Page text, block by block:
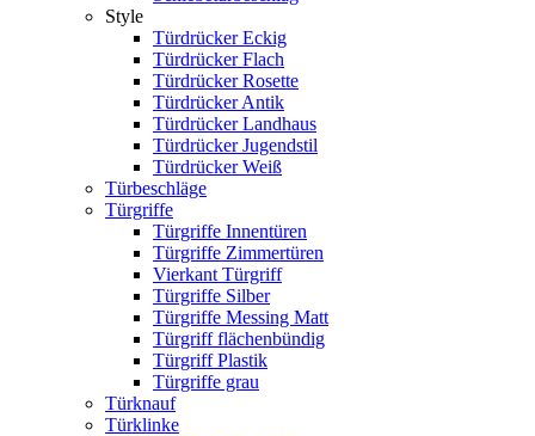
Style
Türdrücker Eckig
Türdrücker Flach
Türdrücker Rosette
Türdrücker Antik
Türdrücker Landhaus
Türdrücker Jugendstil
Türdrücker Weiß
Türbeschläge
Türgriffe
Türgriffe Innentüren
Türgriffe Zimmertüren
Vierkant Türgriff
Türgriffe Silber
Türgriffe Messing Matt
Türgriff flächenbündig
Türgriff Plastik
Türgriffe grau
Türknauf
Türklinke